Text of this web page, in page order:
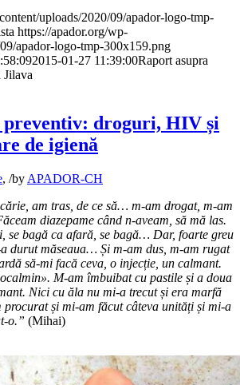
uploads/2020/09/apador-logo-tmp-
https://apador.org/wp-
apador-logo-tmp-300x159.png
2015-01-27 11:39:00Raport asupra
Jilava
preventiv: droguri, HIV și
de igienă
, /by APADOR-CH
am tras, de ce să… m-am drogat, m-am
diazepame când n-aveam, să mă las.
se bagă ca afară, se bagă… Dar, foarte greu
durut măseaua… Și m-am dus, m-am rugat
să-mi facă ceva, o injec­ție, un calmant.
M-am îmbuibat cu pastile și a doua
Nici cu ăla nu mi-a trecut și era marfă
procurat și mi-am făcut câteva unităț­i și mi-a
o.” (Mihai)